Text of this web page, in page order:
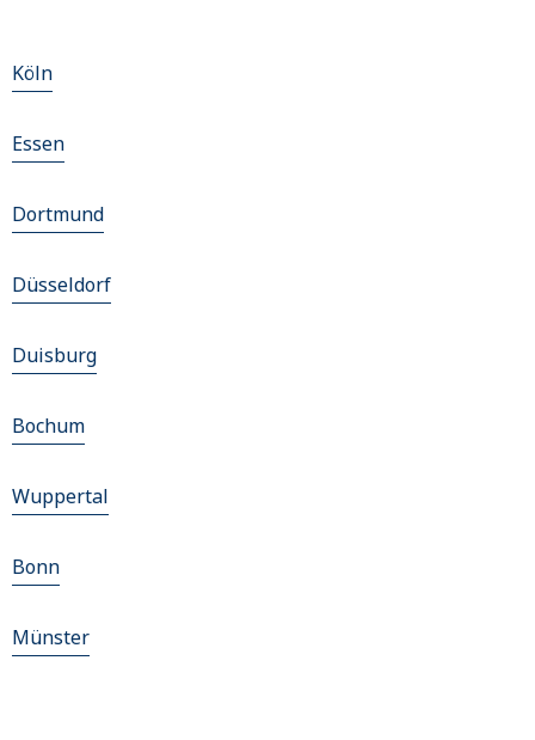
Köln
Essen
Dortmund
Düsseldorf
Duisburg
Bochum
Wuppertal
Bonn
Münster